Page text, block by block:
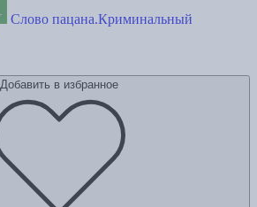
Слово пацана.Криминальный
Добавить в избранное